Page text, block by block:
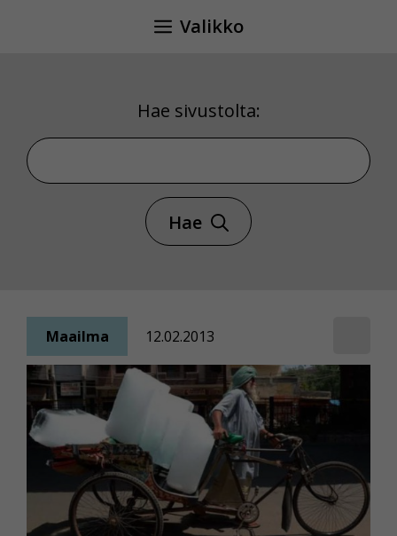
Valikko
Hae sivustolta:
Hae sivustolta
Hae
Maailma 12.02.2013